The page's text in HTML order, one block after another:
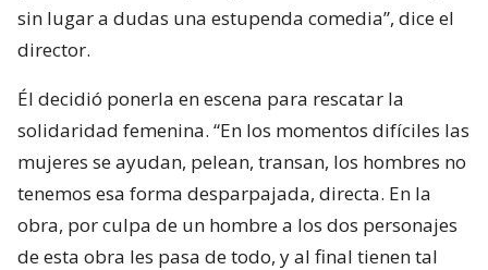
sin lugar a dudas una estupenda comedia”, dice el
director.
Él decidió ponerla en escena para rescatar la
solidaridad femenina. “En los momentos difíciles las
mujeres se ayudan, pelean, transan, los hombres no
tenemos esa forma desparpajada, directa. En la
obra, por culpa de un hombre a los dos personajes
de esta obra les pasa de todo, y al final tienen tal